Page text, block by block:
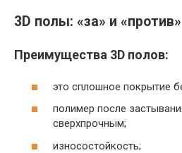
3D полы: «за» и «против»
Преимущества 3D полов:
это сплошное покрытие
полимер после
сверхпрочным;
износостойкость;